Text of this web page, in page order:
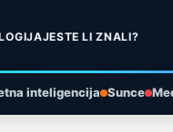
JESTE LI ZNALI?
inteligencija Sunce